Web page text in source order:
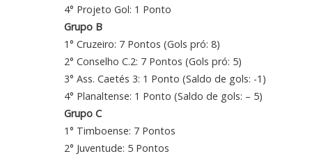
4° Projeto Gol: 1 Ponto
Grupo B
1° Cruzeiro: 7 Pontos (Gols pró: 8)
2° Conselho C.2: 7 Pontos (Gols pró: 5)
3° Ass. Caetés 3: 1 Ponto (Saldo de gols: -1)
4° Planaltense: 1 Ponto (Saldo de gols: – 5)
Grupo C
1° Timboense: 7 Pontos
2° Juventude: 5 Pontos